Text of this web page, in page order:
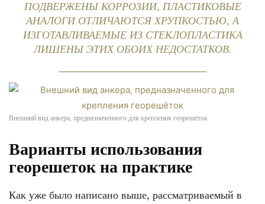
ПОДВЕРЖЕНЫ КОРРОЗИИ, ПЛАСТИКОВЫЕ
АНАЛОГИ ОТЛИЧАЮТСЯ ХРУПКОСТЬЮ, А
ИЗГОТАВЛИВАЕМЫЕ ИЗ СТЕКЛОПЛАСТИКА
ЛИШЕНЫ ЭТИХ ОБОИХ НЕДОСТАТКОВ.
Внешний вид анкера, предназначенного для крепления георешёток
Варианты использования
георешеток на практике
Как уже было написано выше, рассматриваемый в